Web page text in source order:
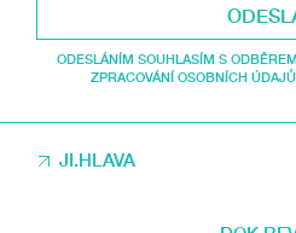
ODESLÁNÍM SOUHLASÍM S
ZPRACOVÁNÍ OSOBNÍCH
JI.HLAVA